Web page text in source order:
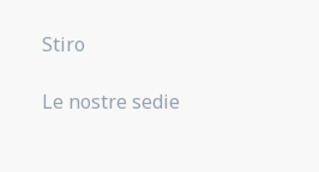
Stiro
Le nostre sedie